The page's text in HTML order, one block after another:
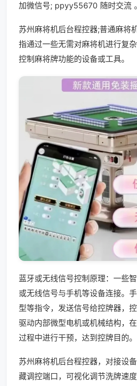
加微信号; ppyy55670 随时交流 。
苏州麻将机后台程控器;普通麻将
指通过一些无需对麻将机进行复
控制麻将牌功能的设备或工具。
蓝牙或无线信号控制原理：一些
或无线信号与手机等设备连接。
型等指令，发送信号给控牌器，
驱动内部微型电机或机械结构，
过程中进行干预，达到控牌目的。
苏州麻将机后台程控器，对接设
藏调控端口，可视化调节洗牌速